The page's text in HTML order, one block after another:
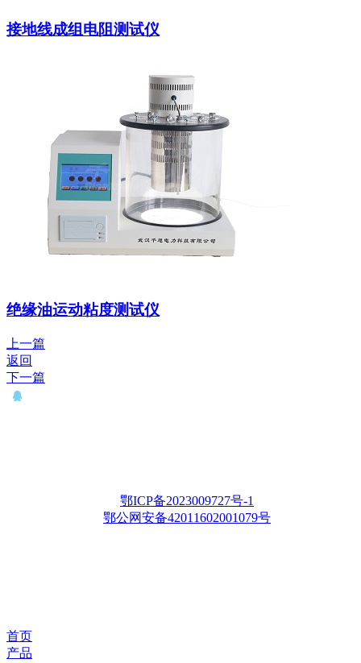
接地线成组电阻测试仪
绝缘油运动粘度测试仪
上一篇
返回
下一篇
鄂ICP备2023009727号-1
鄂公网安备42011602001079号
首页
产品